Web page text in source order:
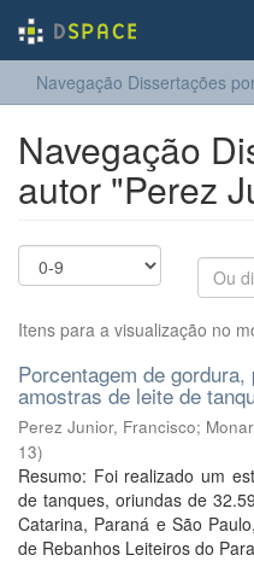
Navegação Dissertações
Navegação
autor "Perez
Itens para a visualização no
Porcentagem de
amostras de leite de
Perez Junior, Francisco;
13)
Resumo: Foi realizado um
de tanques, oriundas de
Catarina, Paraná e São
de Rebanhos Leiteiros do